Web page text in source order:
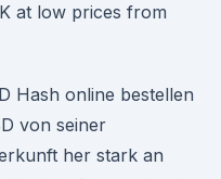
at low prices from
Hash online bestellen
von seiner
her stark an